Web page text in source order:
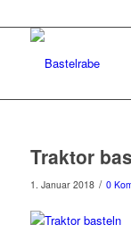
Traktor
1. Januar 2018 / 0